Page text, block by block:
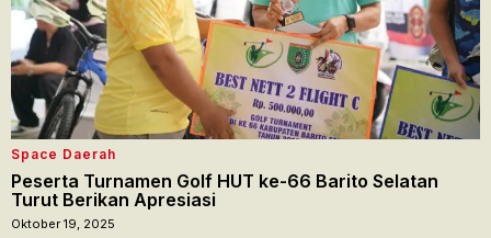
Space Daerah
Peserta Turnamen Golf HUT ke-66 Barito Selatan
Turut Berikan Apresiasi
Oktober 19, 2025